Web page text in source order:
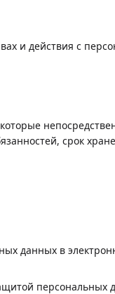
и действия с
срок
данных в
персональных